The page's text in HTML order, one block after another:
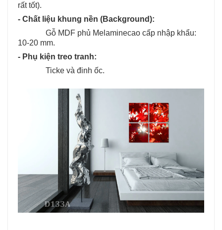
rất tốt).
- Chất liệu khung nền (Background):
Gỗ MDF phủ Melaminecao cấp nhập khẩu:
10-20 mm.
- Phụ kiện treo tranh:
Ticke và đinh ốc.